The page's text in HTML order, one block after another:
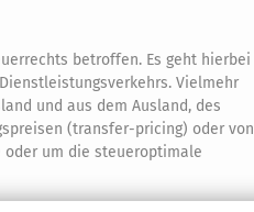
betroffen. Es geht hierbei
Vielmehr
und aus dem Ausland, des
(transfer-pricing) oder von
um die steueroptimale